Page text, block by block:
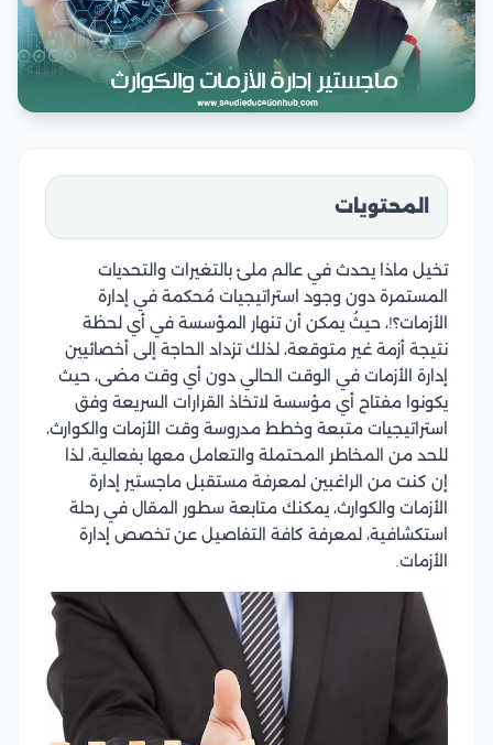
المحتويات
تخيل ماذا يحدث في عالم ملئ بالتغيرات والتحديات
المستمرة دون وجود استراتيجيات مُحكمة في إدارة
الأزمات؟!، حيثُ يمكن أن تنهار المؤسسة في أي لحظة
نتيجة أزمة غير متوقعة، لذلك تزداد الحاجة إلى أخصائيين
إدارة الأزمات في الوقت الحالي دون أي وقت مضى، حيث
يكونوا مفتاح أي مؤسسة لاتخاذ القرارات السريعة وفق
استراتيجيات متبعة وخطط مدروسة وقت الأزمات والكوارث،
للحد من المخاطر المحتملة والتعامل معها بفعالية، لذا
إن كنت من الراغبين لمعرفة مستقبل ماجستير إدارة
الأزمات والكوارث، يمكنك متابعة سطور المقال في رحلة
استكشافية، لمعرفة كافة التفاصيل عن تخصص إدارة
الأزمات.